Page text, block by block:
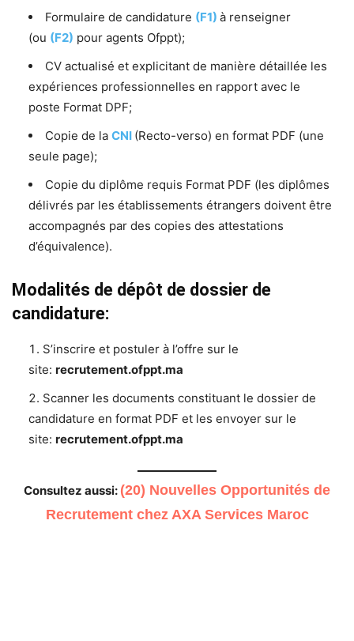
Formulaire de candidature (F1) à renseigner
(ou (F2) pour agents Ofppt);
CV actualisé et explicitant de manière détaillée les
expériences professionnelles en rapport avec le
poste Format DPF;
Copie de la CNI (Recto-verso) en format PDF (une
seule page);
Copie du diplôme requis Format PDF (les diplômes
délivrés par les établissements étrangers doivent être
accompagnés par des copies des attestations
d’équivalence).
Modalités de dépôt de dossier de
candidature:
S’inscrire et postuler à l’offre sur le
site: recrutement.ofppt.ma
Scanner les documents constituant le dossier de
candidature en format PDF et les envoyer sur le
site: recrutement.ofppt.ma
Consultez aussi: (20) Nouvelles Opportunités de
Recrutement chez AXA Services Maroc